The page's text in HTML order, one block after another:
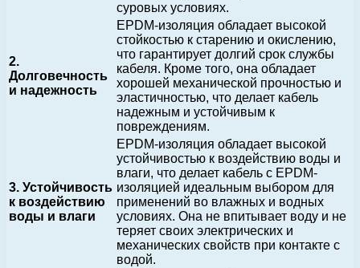
суровых условиях.
2.
Долговечность
и надежность
EPDM-изоляция обладает высокой
стойкостью к старению и окислению,
что гарантирует долгий срок службы
кабеля. Кроме того, она обладает
хорошей механической прочностью и
эластичностью, что делает кабель
надежным и устойчивым к
повреждениям.
3. Устойчивость
к воздействию
воды и влаги
EPDM-изоляция обладает высокой
устойчивостью к воздействию воды и
влаги, что делает кабель с EPDM-
изоляцией идеальным выбором для
применений во влажных и водных
условиях. Она не впитывает воду и не
теряет своих электрических и
механических свойств при контакте с
водой.